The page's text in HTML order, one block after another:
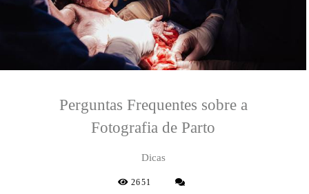
Perguntas Frequentes sobre a
Fotografia de Parto
Dicas
2651